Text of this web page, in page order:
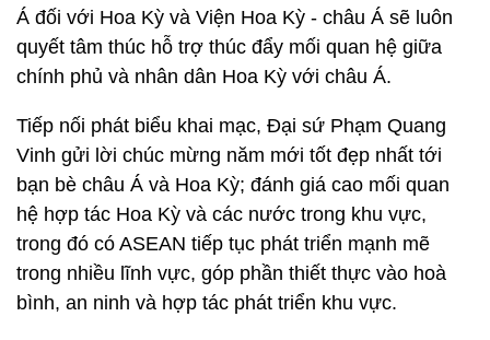
Á đối với Hoa Kỳ và Viện Hoa Kỳ - châu Á sẽ luôn
quyết tâm thúc hỗ trợ thúc đẩy mối quan hệ giữa
chính phủ và nhân dân Hoa Kỳ với châu Á.
Tiếp nối phát biểu khai mạc, Đại sứ Phạm Quang
Vinh gửi lời chúc mừng năm mới tốt đẹp nhất tới
bạn bè châu Á và Hoa Kỳ; đánh giá cao mối quan
hệ hợp tác Hoa Kỳ và các nước trong khu vực,
trong đó có ASEAN tiếp tục phát triển mạnh mẽ
trong nhiều lĩnh vực, góp phần thiết thực vào hoà
bình, an ninh và hợp tác phát triển khu vực.